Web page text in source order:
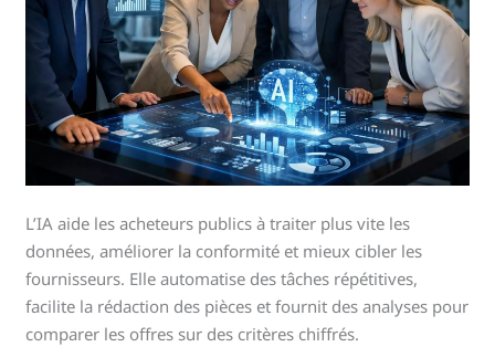
L’IA aide les acheteurs publics à traiter plus vite les
données, améliorer la conformité et mieux cibler les
fournisseurs. Elle automatise des tâches répétitives,
facilite la rédaction des pièces et fournit des analyses pour
comparer les offres sur des critères chiffrés.